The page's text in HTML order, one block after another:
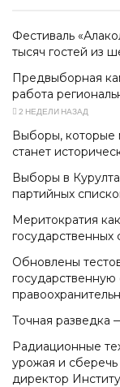
Фестиваль
тысяч гостей из
Предвыборная
работа
2 НЕДЕЛИ НАЗАД
Выборы, которые
станет
Выборы в
партийных
Меритократия
государственных
Обновлены
Точная разведка
Радиационные
урожая и
директор